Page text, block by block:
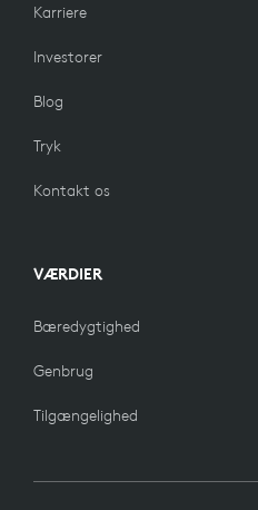
Karriere
Investorer
Blog
Tryk
Kontakt os
VÆRDIER
Bæredygtighed
Genbrug
Tilgængelighed